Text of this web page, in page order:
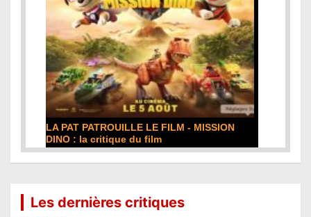
LA PAT PATROUILLE LE FILM - MISSION
DINO : la critique du film
Les dernières critiques